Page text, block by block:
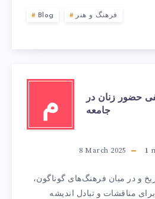
Blog فرهنگ و هنر
م
حضور زنان در
جامعه
8 March 2025 1
و در میان فرهنگ‌های گوناگون،